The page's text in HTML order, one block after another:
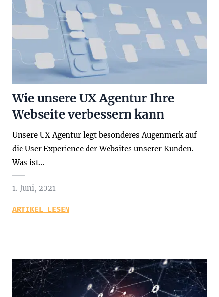
Wie unsere UX Agentur Ihre
Webseite verbessern kann
Unsere UX Agentur legt besonderes Augenmerk auf
die User Experience der Websites unserer Kunden.
Was ist…
1. Juni, 2021
ARTIKEL LESEN